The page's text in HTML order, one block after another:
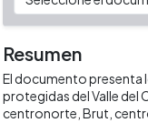
Resumen
El documento presenta
protegidas del Valle del
centronorte, Brut,